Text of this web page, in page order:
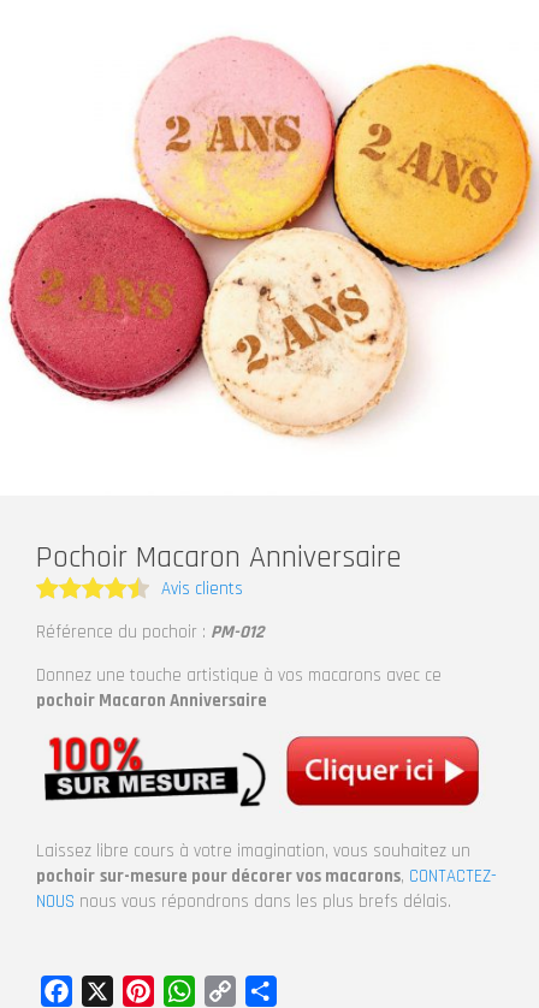
Pochoir Macaron Anniversaire
Note4.5
Avis clients
Référence du pochoir : PM-012
Donnez une touche artistique à vos macarons avec ce
pochoir Macaron Anniversaire
Laissez libre cours à votre imagination, vous souhaitez un
pochoir sur-mesure pour décorer vos macarons, CONTACTEZ-
NOUS nous vous répondrons dans les plus brefs délais.
Facebook PinterestWhatsApp
Copy